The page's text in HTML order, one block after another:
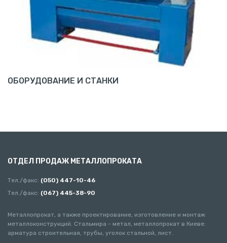
ОБОРУДОВАНИЕ И СТАНКИ
ОТДЕЛ ПРОДАЖ МЕТАЛЛОПРОКАТА
Тел./факс: (050) 447-10-46
Тел./факс: (067) 445-38-90
Металлопрокат, а также проектирование, изготовление и монтаж
металлоконструкций. Стальмира - метал, металлопрокат в Киеве:
арматура строительная, трубы, уголок стальной, лист.